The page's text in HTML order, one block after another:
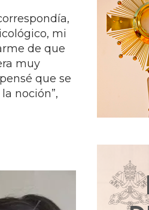
mi
de que
muy
que se
noción”,